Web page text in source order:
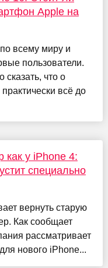
Apple на
всему миру и
пользователи.
что о
всё до
как у iPhone 4:
специально
вернуть старую
Как сообщает
рассматривает
нового iPhone...